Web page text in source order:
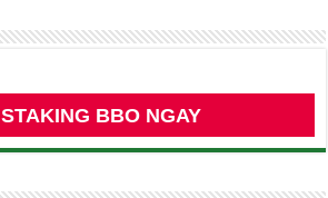
STAKING BBO NGAY